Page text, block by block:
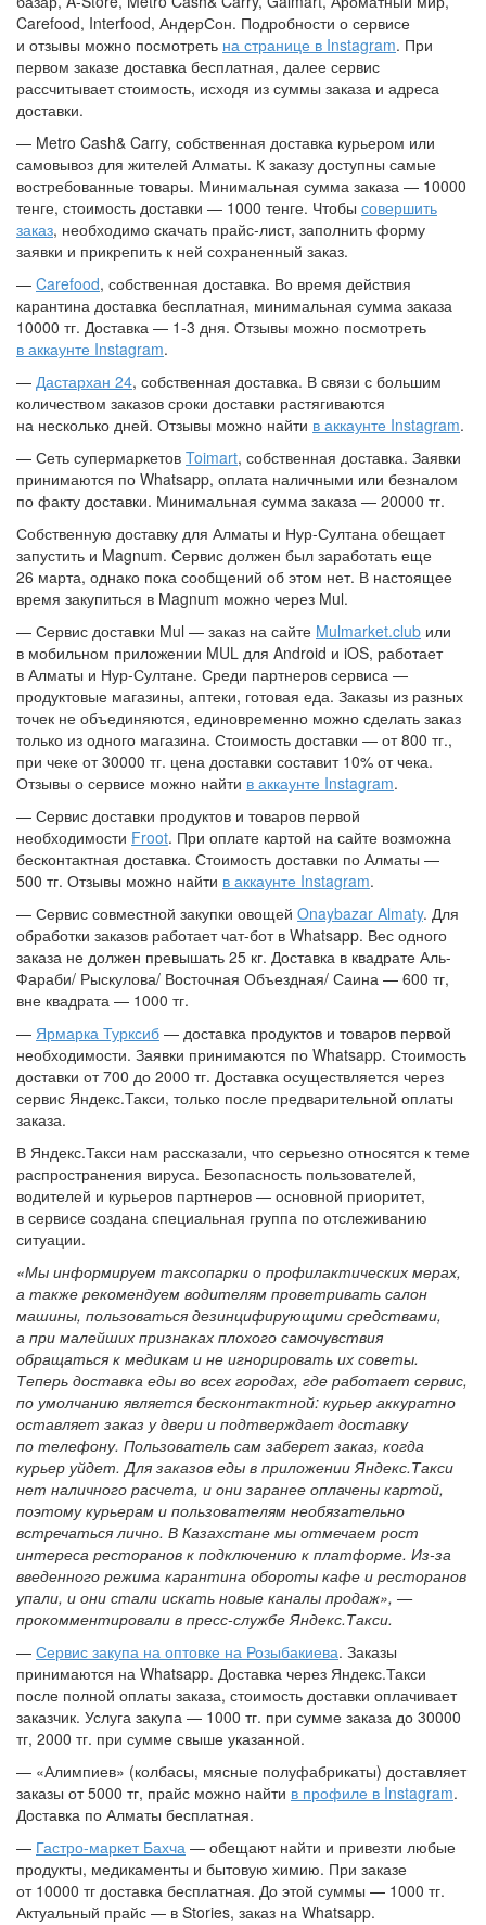
Carefood, Interfood, АндерСон. Подробности о сервисе
и отзывы можно посмотреть на странице в Instagram. При
первом заказе доставка бесплатная, далее сервис
рассчитывает стоимость, исходя из суммы заказа и адреса
доставки.
— Metro Cash& Carry, собственная доставка курьером или
самовывоз для жителей Алматы. К заказу доступны самые
востребованные товары. Минимальная сумма заказа — 10000
тенге, стоимость доставки — 1000 тенге. Чтобы совершить
заказ, необходимо скачать прайс-лист, заполнить форму
заявки и прикрепить к ней сохраненный заказ.
— Carefood, собственная доставка. Во время действия
карантина доставка бесплатная, минимальная сумма заказа
10000 тг. Доставка — 1-3 дня. Отзывы можно посмотреть
в аккаунте Instagram.
— Дастархан 24, собственная доставка. В связи с большим
количеством заказов сроки доставки растягиваются
на несколько дней. Отзывы можно найти в аккаунте Instagram.
— Сеть супермаркетов Toimart, собственная доставка. Заявки
принимаются по Whatsapp, оплата наличными или безналом
по факту доставки. Минимальная сумма заказа — 20000 тг.
Собственную доставку для Алматы и Нур-Султана обещает
запустить и Magnum. Сервис должен был заработать еще
26 марта, однако пока сообщений об этом нет. В настоящее
время закупиться в Magnum можно через Mul.
— Сервис доставки Mul — заказ на сайте Mulmarket.club или
в мобильном приложении MUL для Android и iOS, работает
в Алматы и Нур-Султане. Среди партнеров сервиса —
продуктовые магазины, аптеки, готовая еда. Заказы из разных
точек не объединяются, единовременно можно сделать заказ
только из одного магазина. Стоимость доставки — от 800 тг.,
при чеке от 30000 тг. цена доставки составит 10% от чека.
Отзывы о сервисе можно найти в аккаунте Instagram.
— Сервис доставки продуктов и товаров первой
необходимости Froot. При оплате картой на сайте возможна
бесконтактная доставка. Стоимость доставки по Алматы —
500 тг. Отзывы можно найти в аккаунте Instagram.
— Сервис совместной закупки овощей Onaybazar Almaty. Для
обработки заказов работает чат-бот в Whatsapp. Вес одного
заказа не должен превышать 25 кг. Доставка в квадрате Аль-
Фараби/ Рыскулова/ Восточная Объездная/ Саина — 600 тг,
вне квадрата — 1000 тг.
— Ярмарка Турксиб — доставка продуктов и товаров первой
необходимости. Заявки принимаются по Whatsapp. Стоимость
доставки от 700 до 2000 тг. Доставка осуществляется через
сервис Яндекс.Такси, только после предварительной оплаты
заказа.
В Яндекс.Такси нам рассказали, что серьезно относятся к теме
распространения вируса. Безопасность пользователей,
водителей и курьеров партнеров — основной приоритет,
в сервисе создана специальная группа по отслеживанию
ситуации.
«Мы информируем таксопарки о профилактических мерах,
а также рекомендуем водителям проветривать салон
машины, пользоваться дезинцифирующими средствами,
а при малейших признаках плохого самочувствия
обращаться к медикам и не игнорировать их советы.
Теперь доставка еды во всех городах, где работает сервис,
по умолчанию является бесконтактной: курьер аккуратно
оставляет заказ у двери и подтверждает доставку
по телефону. Пользователь сам заберет заказ, когда
курьер уйдет. Для заказов еды в приложении Яндекс.Такси
нет наличного расчета, и они заранее оплачены картой,
поэтому курьерам и пользователям необязательно
встречаться лично. В Казахстане мы отмечаем рост
интереса ресторанов к подключению к платформе. Из-за
введенного режима карантина обороты кафе и ресторанов
упали, и они стали искать новые каналы продаж», —
прокомментировали в пресс-службе Яндекс.Такси.
— Сервис закупа на оптовке на Розыбакиева. Заказы
принимаются на Whatsapp. Доставка через Яндекс.Такси
после полной оплаты заказа, стоимость доставки оплачивает
заказчик. Услуга закупа — 1000 тг. при сумме заказа до 30000
тг, 2000 тг. при сумме свыше указанной.
— «Алимпиев» (колбасы, мясные полуфабрикаты) доставляет
заказы от 5000 тг, прайс можно найти в профиле в Instagram.
Доставка по Алматы бесплатная.
— Гастро-маркет Бахча — обещают найти и привезти любые
продукты, медикаменты и бытовую химию. При заказе
от 10000 тг доставка бесплатная. До этой суммы — 1000 тг.
Актуальный прайс — в Stories, заказ на Whatsapp.